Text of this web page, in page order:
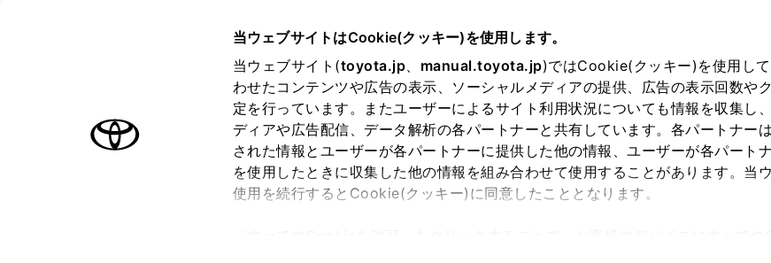
当ウェブサイトはCookie(クッキー)を使用します。
当ウェブサイト(toyota.jp、 manual.toyota.jp)ではCookie(クッキー)を使用し
わせたコンテンツや広告の表示、ソーシャルメディアの提供、広告の表示回数や
定を行っています。またユーザーによるサイト利用状況についても情報を収集し
ディアや広告配信、データ解析の各パートナーと共有しています。各パートナー
された情報とユーザーが各パートナーに提供した他の情報、ユーザーが各パート
を使用したときに収集した他の情報を組み合わせて使用することがあります。当
使用を続行するとCookie(クッキー)に同意したこととなります。
オーナーサポート トピックス
トヨタ認定中古車
トヨタ認定中古車の魅力 3つの買い方 オンライン購入お気に入り 保存した見積り